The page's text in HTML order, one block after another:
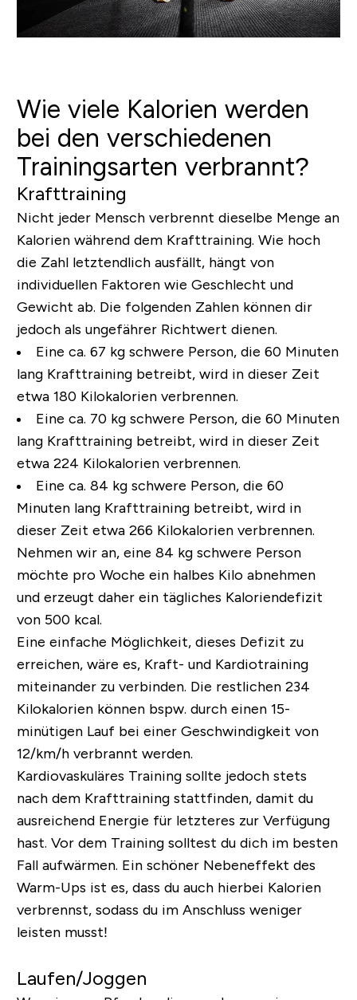
Wie viele Kalorien werden
bei den verschiedenen
Trainingsarten verbrannt?
Krafttraining
Nicht jeder Mensch verbrennt dieselbe Menge an
Kalorien während dem Krafttraining. Wie hoch
die Zahl letztendlich ausfällt, hängt von
individuellen Faktoren wie Geschlecht und
Gewicht ab. Die folgenden Zahlen können dir
jedoch als ungefährer Richtwert dienen.
Eine ca. 67 kg schwere Person, die 60 Minuten
lang Krafttraining betreibt, wird in dieser Zeit
etwa 180 Kilokalorien verbrennen.
Eine ca. 70 kg schwere Person, die 60 Minuten
lang Krafttraining betreibt, wird in dieser Zeit
etwa 224 Kilokalorien verbrennen.
Eine ca. 84 kg schwere Person, die 60
Minuten lang Krafttraining betreibt, wird in
dieser Zeit etwa 266 Kilokalorien verbrennen.
Nehmen wir an, eine 84 kg schwere Person
möchte pro Woche ein halbes Kilo abnehmen
und erzeugt daher ein tägliches Kaloriendefizit
von 500 kcal.
Eine einfache Möglichkeit, dieses Defizit zu
erreichen, wäre es, Kraft- und Kardiotraining
miteinander zu verbinden. Die restlichen 234
Kilokalorien können bspw. durch einen 15-
minütigen Lauf bei einer Geschwindigkeit von
12/km/h verbrannt werden.
Kardiovaskuläres Training sollte jedoch stets
nach dem Krafttraining stattfinden, damit du
ausreichend Energie für letzteres zur Verfügung
hast. Vor dem Training solltest du dich im besten
Fall aufwärmen. Ein schöner Nebeneffekt des
Warm-Ups ist es, dass du auch hierbei Kalorien
verbrennst, sodass du im Anschluss weniger
leisten musst!
Laufen/Joggen